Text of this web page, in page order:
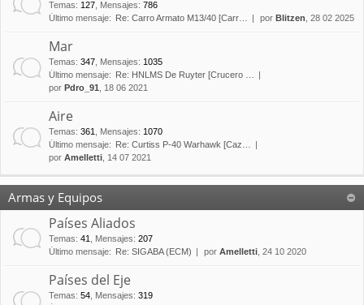
Temas: 127 Mensajes: 786
Último mensaje:
Re: Carro Armato M13/40 [Carr… por Blitzen , 28 02 2025
Mar
Temas: 347 Mensajes: 1035
Último mensaje:
Re: HNLMS De Ruyter [Crucero …
por Pdro_91 , 18 06 2021
Aire
Temas: 361 Mensajes: 1070
Último mensaje:
Re: Curtiss P-40 Warhawk [Caz…
por Amelletti , 14 07 2021
Armas y Equipos
Países Aliados
Temas: 41 Mensajes: 207
Último mensaje:
Re: SIGABA (ECM) por Amelletti , 24 10 2020
Países del Eje
Temas: 54 Mensajes: 319